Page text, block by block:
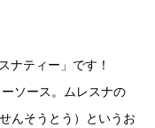
ナティー」です！
ソース。ムレスナの
んそうとう）というお